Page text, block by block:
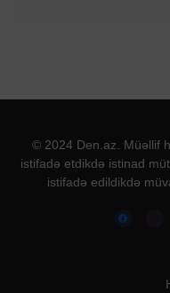
© 2024 Den.az. Müəllif
istifadə etdikdə istinad
istifadə edildikdə